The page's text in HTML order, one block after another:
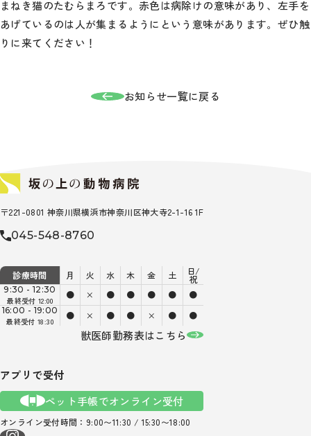
まねき猫のたむらまろです。赤色は病除けの意味があり、左手を
あげているのは人が集まるようにという意味があります。ぜひ触
りに来てください！
お知らせ一覧に戻る
〒221-0801 神奈川県横浜市神奈川区神大寺2-1-16 1F
045-548-8760
診療時間 月 火 水 木 金 土 日/
祝
9:30 - 12:30
最終受付 12:00
● × ● ● ● ● ●
16:00 - 19:00
最終受付 18:30
● × ● ● × ● ●
獣医師勤務表はこちら
アプリで受付
ペット手帳でオンライン受付
オンライン受付時間：9:00〜11:30 / 15:30〜18:00